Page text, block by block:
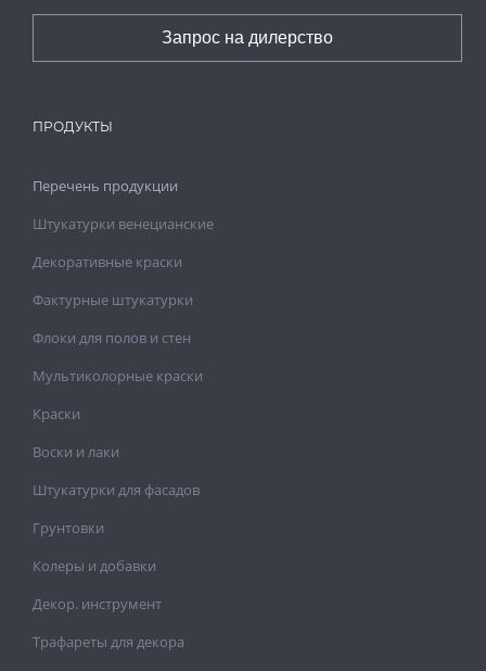
ПРОДУКТЫ
Перечень продукции
Штукатурки венецианские
Декоративные краски
Фактурные штукатурки
Флоки для полов и стен
Мультиколорные краски
Краски
Воски и лаки
Штукатурки для фасадов
Грунтовки
Колеры и добавки
Декор. инструмент
Трафареты для декора
Запрос на дилерство